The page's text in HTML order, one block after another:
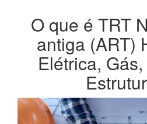
O que é TRT
antiga (ART)
Elétrica,